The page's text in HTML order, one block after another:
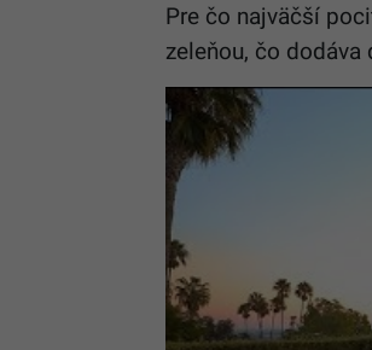
Pre čo najväčší
zeleňou, čo